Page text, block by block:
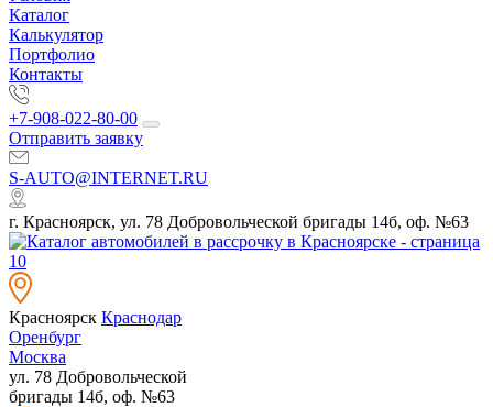
Каталог
Калькулятор
Портфолио
Контакты
+7-908-022-80-00
Отправить заявку
S-AUTO@INTERNET.RU
г. Красноярск, ул. 78 Добровольческой бригады 14б, оф. №63
Красноярск Краснодар
Оренбург
Москва
ул. 78 Добровольческой
бригады 14б, оф. №63